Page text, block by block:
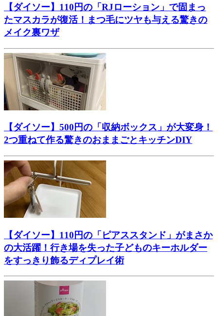
【ダイソー】110円の「RJローション」で固まっ
たマスカラが復活！まつ毛にツヤも与える驚きの
メイク裏ワザ
【ダイソー】500円の「収納ボックス」が大変身！
2つ重ねて作る驚きのおままごとキッチンDIY
【ダイソー】110円の「ピアススタンド」がまさか
の大活躍！行き場を失った子どものキーホルダー
をすっきり飾るディプレイ術